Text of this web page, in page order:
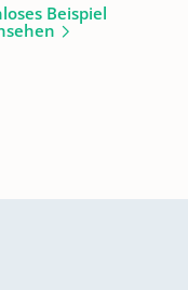
Beispiel